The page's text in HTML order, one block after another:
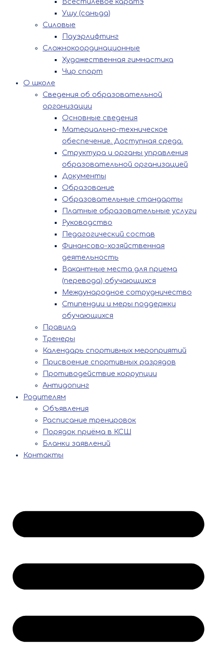
Ушу (саньда)
Силовые
Пауэрлифтинг
Сложнокоординационные
Художественная гимнастика
Чир спорт
О школе
Сведения об образовательной
организации
Основные сведения
Материально-техническое
обеспечение. Доступная среда.
Структура и органы управления
образовательной организацией
Документы
Образование
Образовательные стандарты
Платные образовательные услуги
Руководство
Педагогический состав
Финансово-хозяйственная
деятельность
Вакантные места для приема
(перевода) обучающихся
Международное сотрудничество
Стипендии и меры поддержки
обучающихся
Правила
Тренеры
Календарь спортивных мероприятий
Присвоение спортивных разрядов
Противодействие коррупции
Антидопинг
Родителям
Объявления
Расписание тренировок
Порядок приёма в КСШ
Бланки заявлений
Контакты